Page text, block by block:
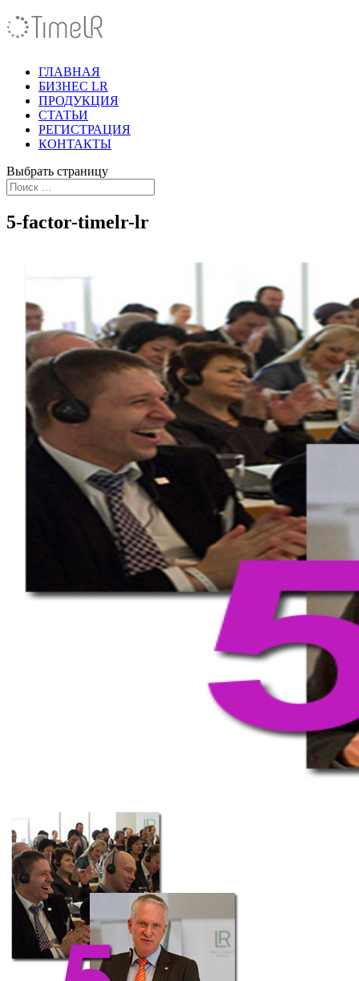
ГЛАВНАЯ
БИЗНЕС LR
ПРОДУКЦИЯ
СТАТЬИ
РЕГИСТРАЦИЯ
КОНТАКТЫ
Выбрать страницу
5-factor-timelr-lr